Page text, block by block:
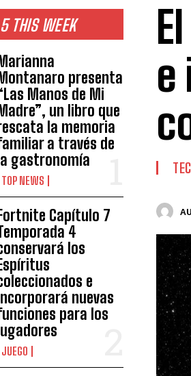
THIS WEEK
presenta
Manos de Mi
un libro que
la memoria
a través de
la gastronomía
TOP NEWS
Capítulo 7
4
los
e
nuevas
para los
JUEGO
e